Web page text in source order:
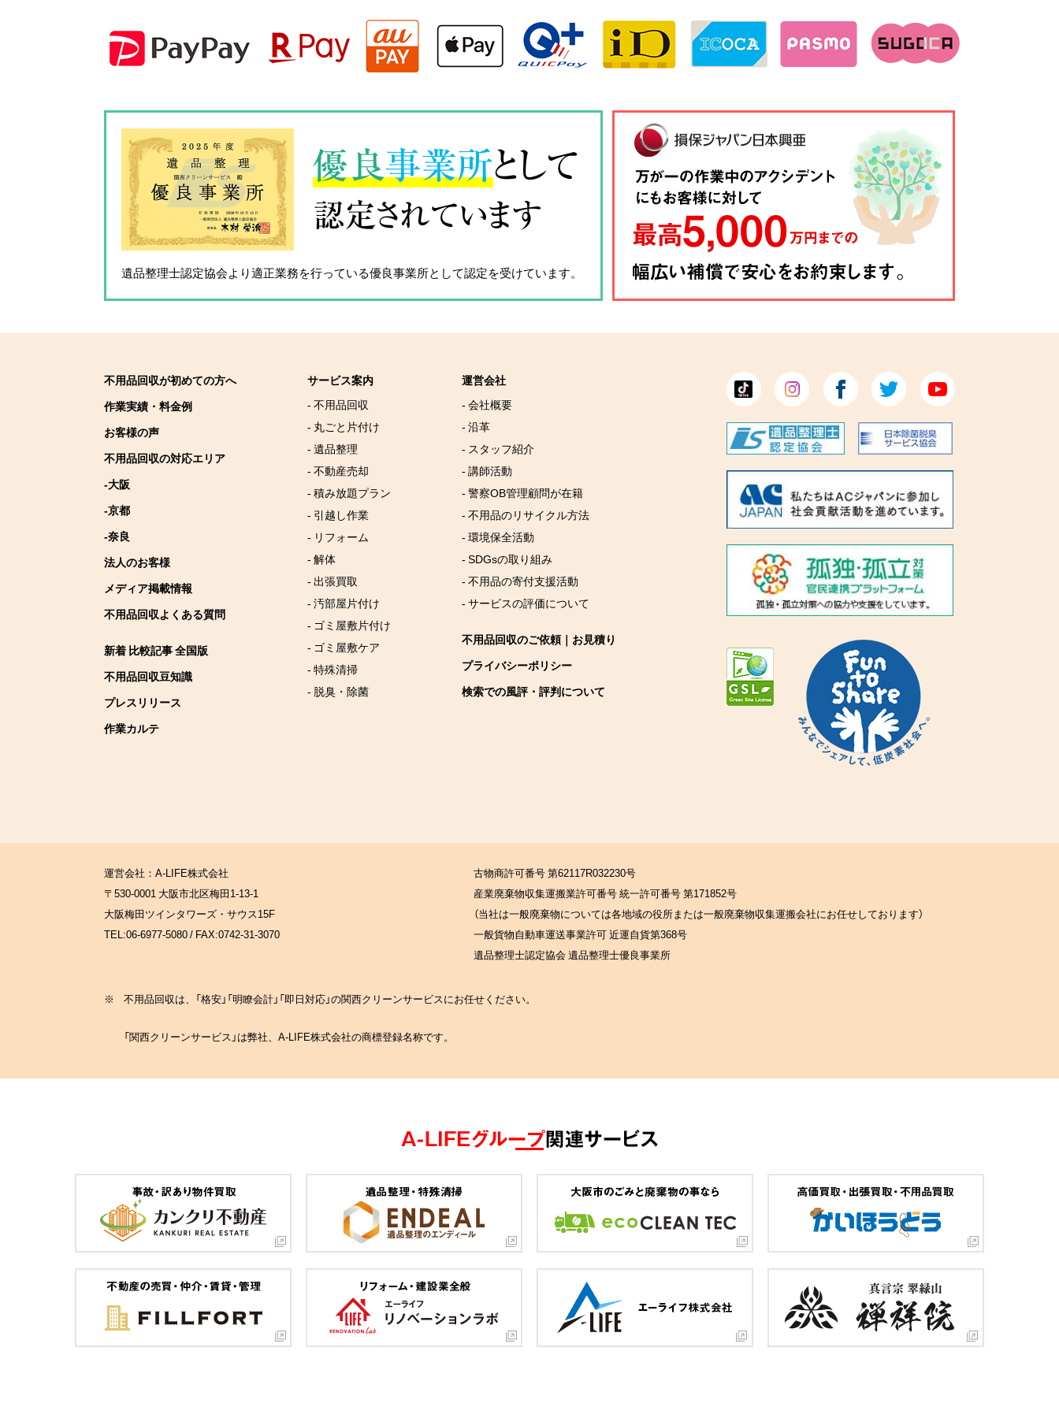
優良事業所として
認定されています
遺品整理士認定協会より適正業務を行っている優良事業所として認定を受けています。
不用品回収が初めての方へ
作業実績・料金例
お客様の声
不用品回収の対応エリア
-大阪
-京都
-奈良
法人のお客様
メディア掲載情報
不用品回収よくある質問
新着 比較記事 全国版
不用品回収豆知識
プレスリリース
作業カルテ
サービス案内
- 不用品回収
- 丸ごと片付け
- 遺品整理
- 不動産売却
- 積み放題プラン
- 引越し作業
- リフォーム
- 解体
- 出張買取
- 汚部屋片付け
- ゴミ屋敷片付け
- ゴミ屋敷ケア
- 特殊清掃
- 脱臭・除菌
運営会社
- 会社概要
- 沿革
- スタッフ紹介
- 講師活動
- 警察OB管理顧問が在籍
- 不用品のリサイクル方法
- 環境保全活動
- SDGsの取り組み
- 不用品の寄付支援活動
- サービスの評価について
不用品回収のご依頼｜お見積り
プライバシーポリシー
検索での風評・評判について
運営会社：A-LIFE株式会社
〒530-0001 大阪市北区梅田1-13-1
大阪梅田ツインタワーズ・サウス15F
TEL:06-6977-5080 / FAX:0742-31-3070
古物商許可番号 第62117R032230号
産業廃棄物収集運搬業許可番号 統一許可番号 第171852号
（当社は一般廃棄物については各地域の役所または一般廃棄物収集運搬会社にお任せしております）
一般貨物自動車運送事業許可 近運自貨第368号
遺品整理士認定協会 遺品整理士優良事業所
※ 不用品回収は、「格安」「明瞭会計」「即日対応」の関西クリーンサービスにお任せください。
「関西クリーンサービス」は弊社、A-LIFE株式会社の商標登録名称です。
A-LIFEグループ関連サービス